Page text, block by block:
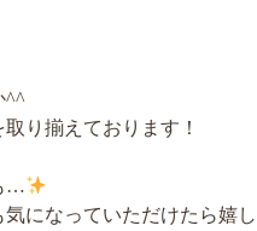
^^
り揃えております！
…
になっていただけたら嬉し